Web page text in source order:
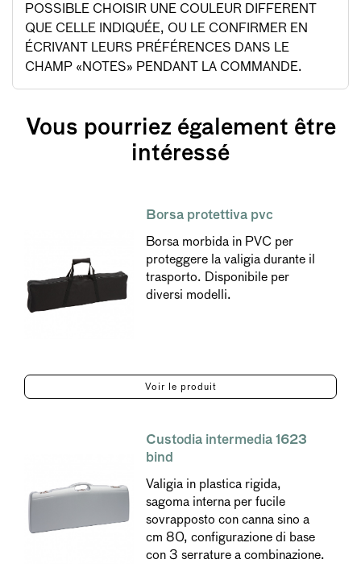
POSSIBLE CHOISIR UNE COULEUR DIFFERENT
QUE CELLE INDIQUÉE, OU LE CONFIRMER EN
ÉCRIVANT LEURS PRÉFÉRENCES DANS LE
CHAMP «NOTES» PENDANT LA COMMANDE.
Vous pourriez également être
intéressé
Borsa protettiva pvc
Borsa morbida in PVC per
proteggere la valigia durante il
trasporto. Disponibile per
diversi modelli.
Voir le produit
Custodia intermedia 1623
bind
Valigia in plastica rigida,
sagoma interna per fucile
sovrapposto con canna sino a
cm 80, configurazione di base
con 3 serrature a combinazione.